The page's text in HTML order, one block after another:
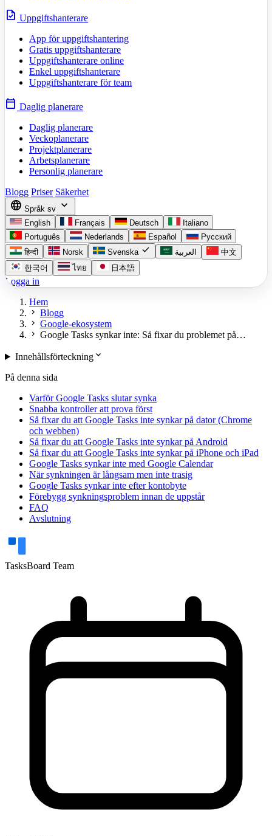
task Uppgiftshanterare
App för uppgiftshantering
Gratis uppgiftshanterare
Uppgiftshanterare online
Enkel uppgiftshanterare
Uppgiftshanterare för team
calendar_today Daglig planerare
Daglig planerare
Veckoplanerare
Projektplanerare
Arbetsplanerare
Personlig planerare
Blogg Priser Säkerhet
language Språk sv expand_more
English Français Deutsch
Italiano
Português
Nederlands Español
Русский
हिन्दी
Norsk Svenska check العربية
中文
한국어
ไทย 日本語
Logga in
Hem
chevron_right Blogg
chevron_right Google-ekosystem
chevron_right Google Tasks synkar inte: Så fixar du problemet på…
Innehållsförteckningexpand_more
På denna sida
Varför Google Tasks slutar synka
Snabba kontroller att prova först
Så fixar du att Google Tasks inte synkar på dator (Chrome
och webben)
Så fixar du att Google Tasks inte synkar på Android
Så fixar du att Google Tasks inte synkar på iPhone och iPad
Google Tasks synkar inte med Google Calendar
När synkningen är långsam men inte trasig
Google Tasks synkar inte efter kontobyte
Förebygg synkningsproblem innan de uppstår
FAQ
Avslutning
TasksBoard Team